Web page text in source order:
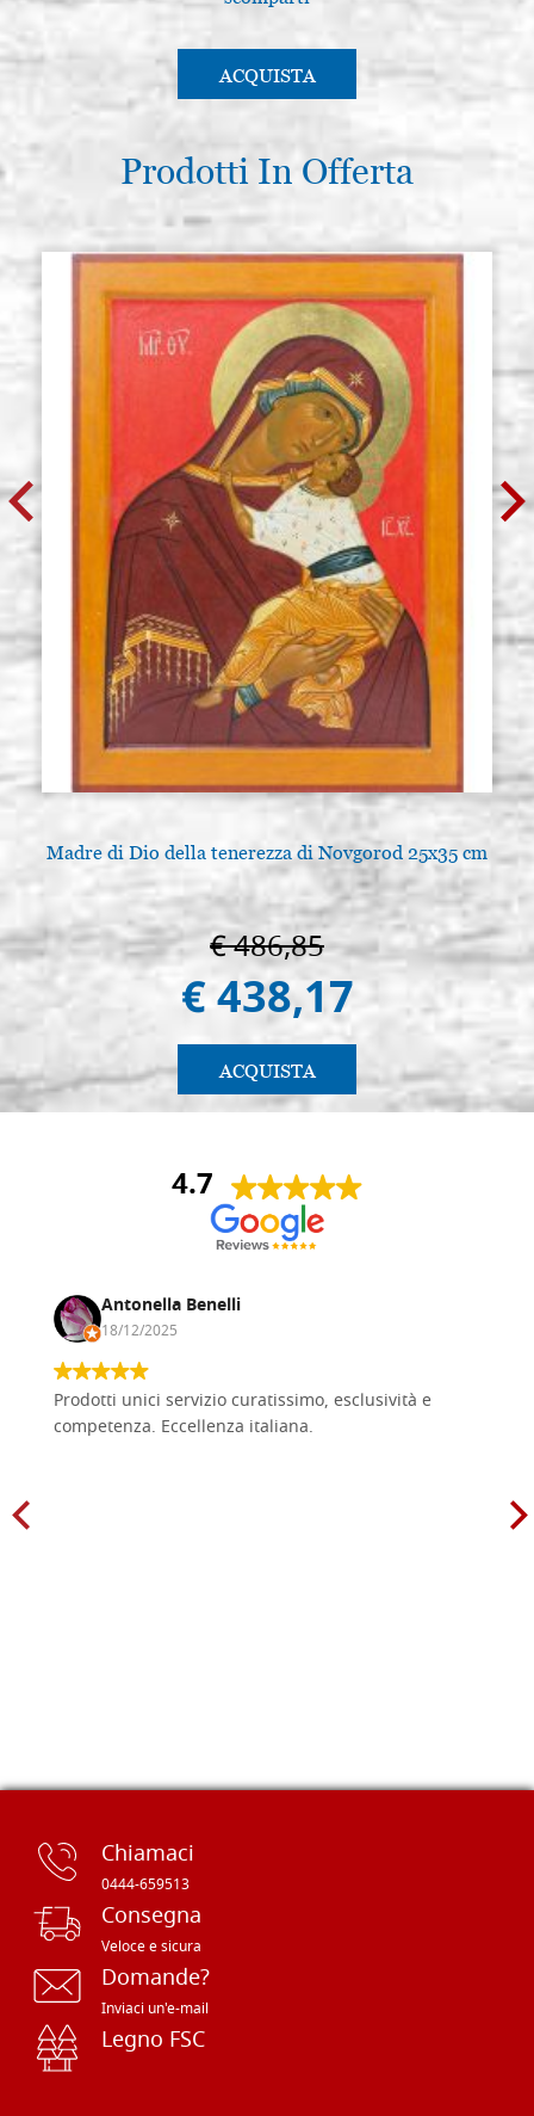
ACQUISTA
Prodotti In Offerta
Madre di Dio della tenerezza di Novgorod 25x35 cm
€ 486,85
€ 438,17
ACQUISTA
4.7
Antonella Benelli
18/12/2025
Prodotti unici servizio curatissimo, esclusività e
competenza. Eccellenza italiana.
Chiamaci
0444-659513
Consegna
Veloce e sicura
Domande?
Inviaci un'e-mail
Legno FSC